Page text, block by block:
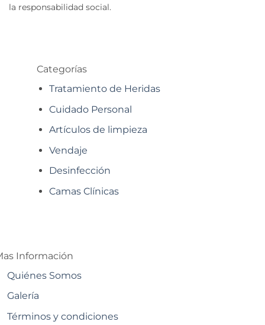
la responsabilidad social.
Categorías
Tratamiento de Heridas
Cuidado Personal
Artículos de limpieza
Vendaje
Desinfección
Camas Clínicas
Información
Quiénes Somos
Galería
Términos y condiciones